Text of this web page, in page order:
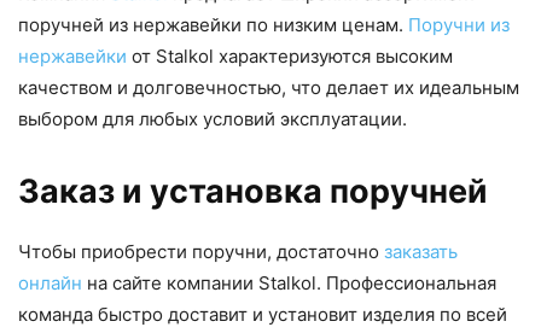
поручней из нержавейки по низким ценам. Поручни из
нержавейки от Stalkol характеризуются высоким
качеством и долговечностью, что делает их идеальным
выбором для любых условий эксплуатации.
Заказ и установка поручней
Чтобы приобрести поручни, достаточно заказать
онлайн на сайте компании Stalkol. Профессиональная
команда быстро доставит и установит изделия по всей